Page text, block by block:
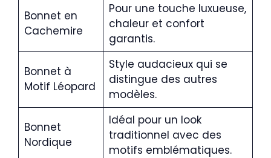
Bonnet en
Cachemire
Pour une touche luxueuse,
chaleur et confort
garantis.
Bonnet à
Motif Léopard
Style audacieux qui se
distingue des autres
modèles.
Bonnet
Nordique
Idéal pour un look
traditionnel avec des
motifs emblématiques.